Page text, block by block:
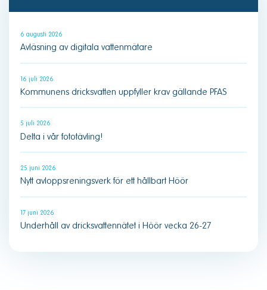
6 augusti 2026
Avläsning av digitala vattenmätare
16 juli 2026
Kommunens dricksvatten uppfyller krav gällande PFAS
5 juli 2026
Delta i vår fototävling!
25 juni 2026
Nytt avloppsreningsverk för ett hållbart Höör
17 juni 2026
Underhåll av dricksvattennätet i Höör vecka 26-27